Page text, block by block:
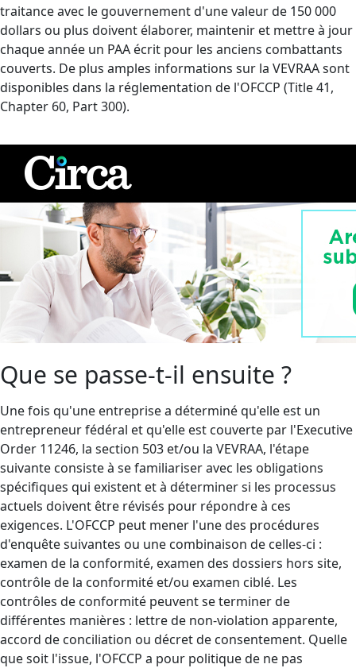
traitance avec le gouvernement d'une valeur de 150 000
dollars ou plus doivent élaborer, maintenir et mettre à jour
chaque année un PAA écrit pour les anciens combattants
couverts. De plus amples informations sur la VEVRAA sont
disponibles dans la réglementation de l'OFCCP (Title 41,
Chapter 60, Part 300).
Que se passe-t-il ensuite ?
Une fois qu'une entreprise a déterminé qu'elle est un
entrepreneur fédéral et qu'elle est couverte par l'Executive
Order 11246, la section 503 et/ou la VEVRAA, l'étape
suivante consiste à se familiariser avec les obligations
spécifiques qui existent et à déterminer si les processus
actuels doivent être révisés pour répondre à ces
exigences. L'OFCCP peut mener l'une des procédures
d'enquête suivantes ou une combinaison de celles-ci :
examen de la conformité, examen des dossiers hors site,
contrôle de la conformité et/ou examen ciblé. Les
contrôles de conformité peuvent se terminer de
différentes manières : lettre de non-violation apparente,
accord de conciliation ou décret de consentement. Quelle
que soit l'issue, l'OFCCP a pour politique de ne pas